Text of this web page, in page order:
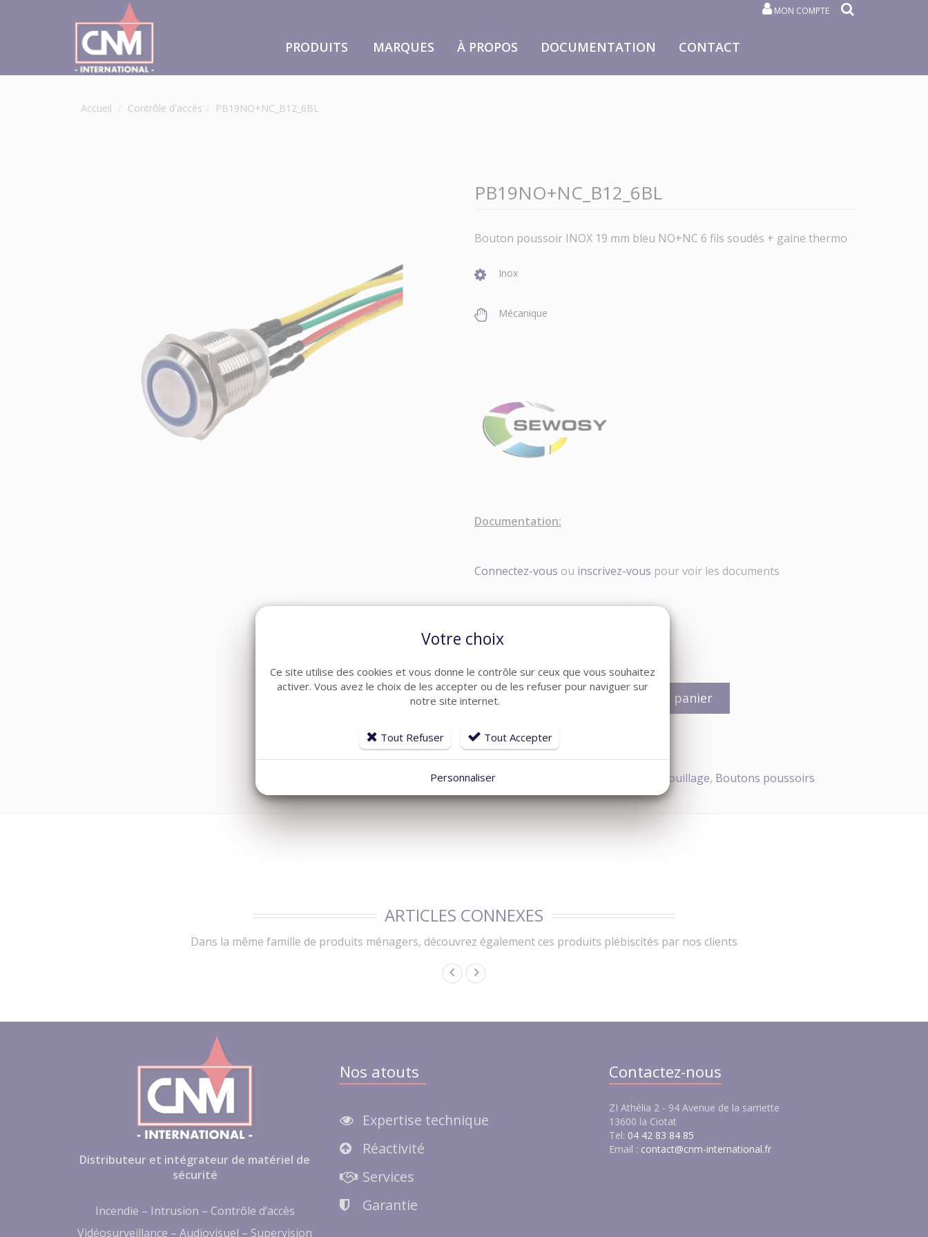
MON COMPTE
PRODUITS MARQUES À PROPOS DOCUMENTATION CONTACT
Accueil Contrôle d'accès PB19NO+NC_B12_6BL
PB19NO+NC_B12_6BL
Bouton poussoir INOX 19 mm bleu NO+NC 6 fils soudés + gaine thermo
Inox
Mécanique
Documentation:
Connectez-vous ou inscrivez-vous pour voir les documents
106,51 €
QUANTITÉ
- + Ajouter au panier
Catégories : Déverrouillage, Boutons poussoirs
ARTICLES CONNEXES
Dans la même famille de produits ménagers, découvrez également ces produits plébiscités par nos clients
Distributeur et intégrateur de matériel de
sécurité
Incendie – Intrusion – Contrôle d’accès
Vidéosurveillance – Audiovisuel – Supervision
Nos atouts
Expertise technique
Réactivité
Services
Garantie
Contactez-nous
ZI Athélia 2 - 94 Avenue de la sarriette
13600 la Ciotat
Tel: 04 42 83 84 85
Email : contact@cnm-international.fr
Votre choix
Ce site utilise des cookies et vous donne le contrôle sur ceux que vous souhaitez
activer. Vous avez le choix de les accepter ou de les refuser pour naviguer sur
notre site internet.
Tout Refuser Tout Accepter
Personnaliser